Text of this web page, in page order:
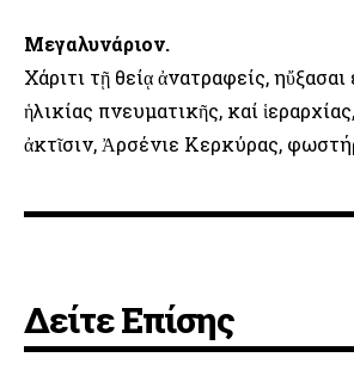
Μεγαλυνάριον.
Χάριτι τῇ θείᾳ ἀνατραφείς, ηὔξασαι
ἡλικίας πνευματικῆς, καί
ἀκτῖσιν, Ἀρσένιε Κερκύρας,
Δείτε Επίσης